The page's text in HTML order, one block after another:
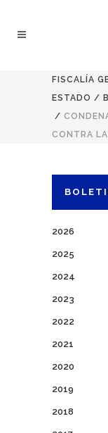
FISCALÍA
ESTADO /
/
CONTRA
2026
2025
2024
2023
2022
2021
2020
2019
2018